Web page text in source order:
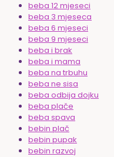
beba 12 mjeseci
beba 3 mjeseca
beba 6 mjeseci
beba 9 mjeseci
beba i brak
beba i mama
beba na trbuhu
beba ne sisa
beba odbija dojku
beba plače
beba spava
bebin plač
bebin pupak
bebin razvoj